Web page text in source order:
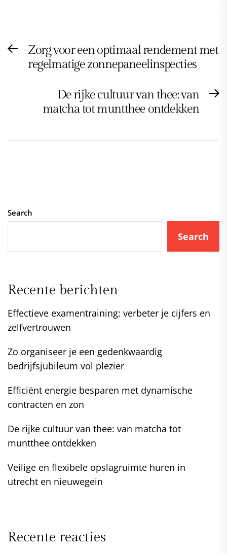
Post
navigation
PreviousZorg voor een optimaal rendement met
regelmatige zonnepaneelinspecties
De rijke cultuur van thee: van
matcha tot muntthee ontdekken
Search
Search
Recente berichten
Effectieve examentraining: verbeter je cijfers en
zelfvertrouwen
Zo organiseer je een gedenkwaardig
bedrijfsjubileum vol plezier
Efficiënt energie besparen met dynamische
contracten en zon
De rijke cultuur van thee: van matcha tot
muntthee ontdekken
Veilige en flexibele opslagruimte huren in
utrecht en nieuwegein
Recente reacties